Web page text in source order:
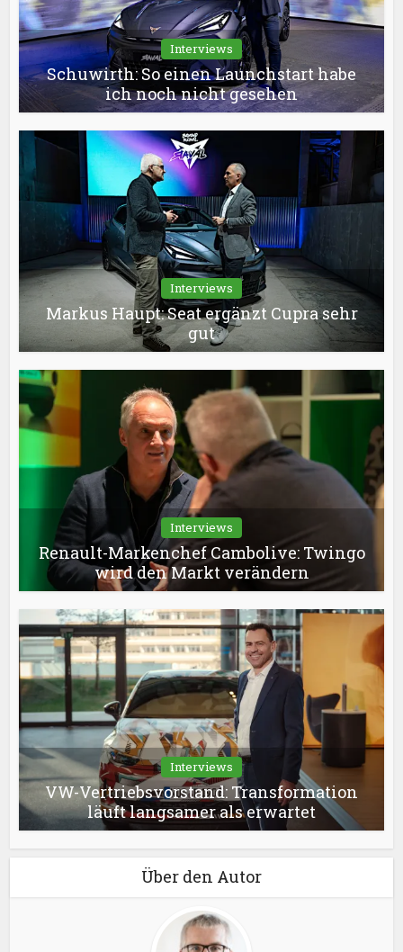
Interviews
Schuwirth: So einen Launchstart habe
ich noch nicht gesehen
Interviews
Markus Haupt: Seat ergänzt Cupra sehr
gut
Interviews
Renault-Markenchef Cambolive: Twingo
wird den Markt verändern
Interviews
VW-Vertriebsvorstand: Transformation
läuft langsamer als erwartet
Über den Autor